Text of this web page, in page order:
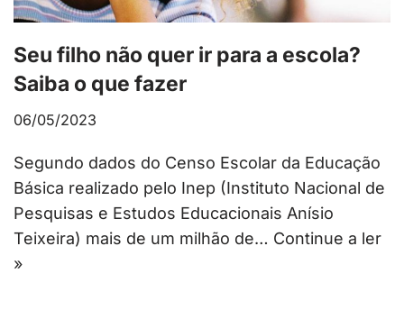
Seu filho não quer ir para a escola?
Saiba o que fazer
06/05/2023
Segundo dados do Censo Escolar da Educação
Básica realizado pelo Inep (Instituto Nacional de
Pesquisas e Estudos Educacionais Anísio
Teixeira) mais de um milhão de… Continue a ler
»